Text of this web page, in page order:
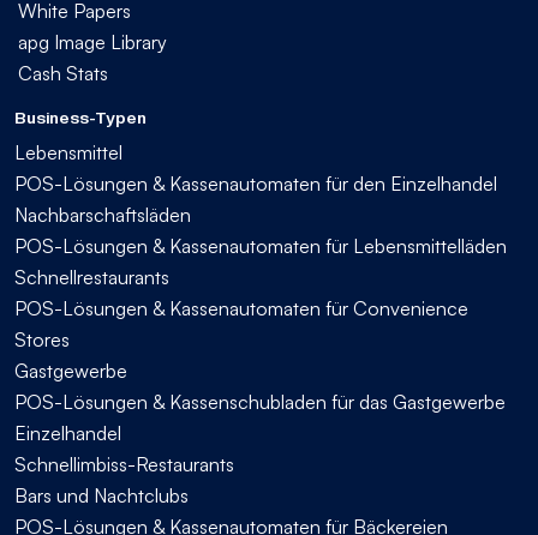
White Papers
apg Image Library
Cash Stats
Business-Typen
Lebensmittel
POS-Lösungen & Kassenautomaten für den Einzelhandel
Nachbarschaftsläden
POS-Lösungen & Kassenautomaten für Lebensmittelläden
Schnellrestaurants
POS-Lösungen & Kassenautomaten für Convenience
Stores
Gastgewerbe
POS-Lösungen & Kassenschubladen für das Gastgewerbe
Einzelhandel
Schnellimbiss-Restaurants
Bars und Nachtclubs
POS-Lösungen & Kassenautomaten für Bäckereien